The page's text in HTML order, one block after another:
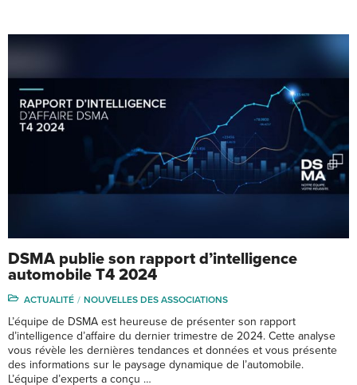
DSMA publie son rapport d’intelligence
automobile T4 2024
ACTUALITÉ NOUVELLES DES ASSOCIATIONS
L’équipe de DSMA est heureuse de présenter son rapport
d’intelligence d’affaire du dernier trimestre de 2024. Cette analyse
vous révèle les dernières tendances et données et vous présente
des informations sur le paysage dynamique de l’automobile.
L’équipe d’experts a conçu …